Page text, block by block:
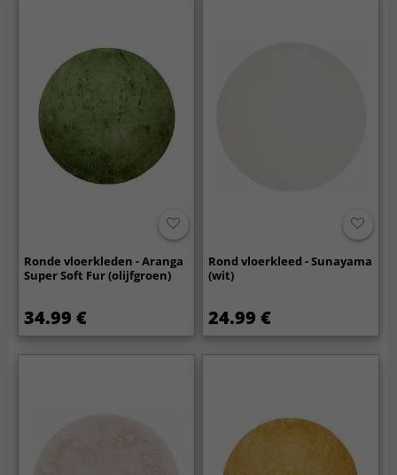
Ronde vloerkleden - Aranga
Super Soft Fur (olijfgroen)
34.99 €
Rond vloerkleed - Sunayama
(wit)
24.99 €